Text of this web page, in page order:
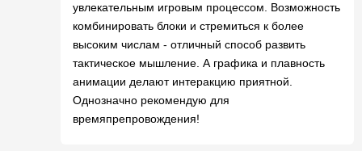
увлекательным игровым процессом. Возможность
комбинировать блоки и стремиться к более
высоким числам - отличный способ развить
тактическое мышление. А графика и плавность
анимации делают интеракцию приятной.
Однозначно рекомендую для
времяпрепровождения!